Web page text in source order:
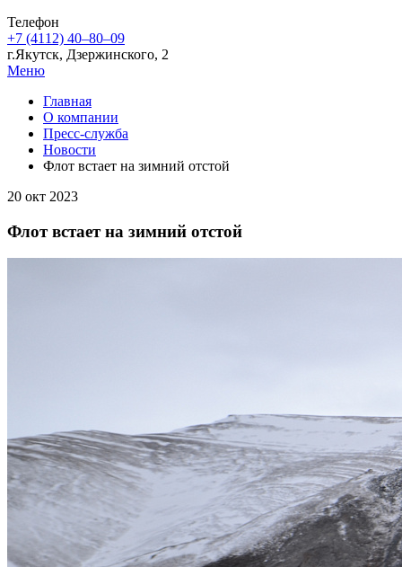
Телефон
+7 (4112) 40‒80‒09
г.Якутск, Дзержинского, 2
Меню
Главная
О компании
Пресс-служба
Новости
Флот встает на зимний отстой
20 окт 2023
Флот встает на зимний отстой